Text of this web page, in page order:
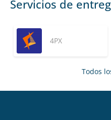
Servicios de
4PX
Todos